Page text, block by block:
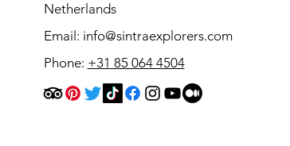
Netherlands
Email: info@sintraexplorers.com
Phone: +31 85 064 4504